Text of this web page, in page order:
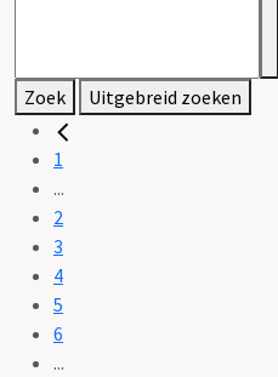
Zoek Uitgebreid zoeken
1
...
2
3
4
5
6
...